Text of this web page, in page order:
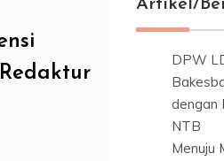
Artikel/
DPW
dengan
NTB
Menuju